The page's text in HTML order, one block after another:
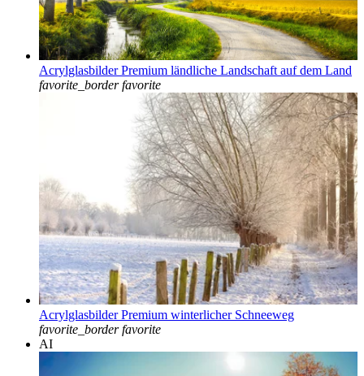
Acrylglasbilder Premium ländliche Landschaft auf dem Land
favorite_border favorite
Acrylglasbilder Premium winterlicher Schneeweg
favorite_border favorite
AI